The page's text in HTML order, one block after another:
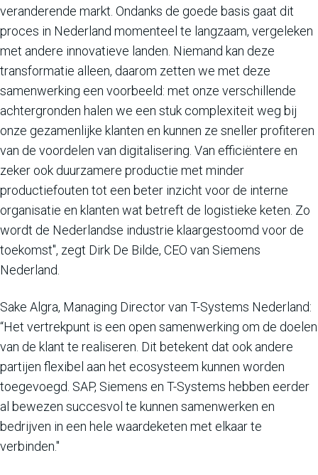
veranderende markt. Ondanks de goede basis gaat dit
proces in Nederland momenteel te langzaam, vergeleken
met andere innovatieve landen. Niemand kan deze
transformatie alleen, daarom zetten we met deze
samenwerking een voorbeeld: met onze verschillende
achtergronden halen we een stuk complexiteit weg bij
onze gezamenlijke klanten en kunnen ze sneller profiteren
van de voordelen van digitalisering. Van efficiëntere en
zeker ook duurzamere productie met minder
productiefouten tot een beter inzicht voor de interne
organisatie en klanten wat betreft de logistieke keten. Zo
wordt de Nederlandse industrie klaargestoomd voor de
toekomst", zegt Dirk De Bilde, CEO van Siemens
Nederland.
Sake Algra, Managing Director van T-Systems Nederland:
“Het vertrekpunt is een open samenwerking om de doelen
van de klant te realiseren. Dit betekent dat ook andere
partijen flexibel aan het ecosysteem kunnen worden
toegevoegd. SAP, Siemens en T-Systems hebben eerder
al bewezen succesvol te kunnen samenwerken en
bedrijven in een hele waardeketen met elkaar te
verbinden."